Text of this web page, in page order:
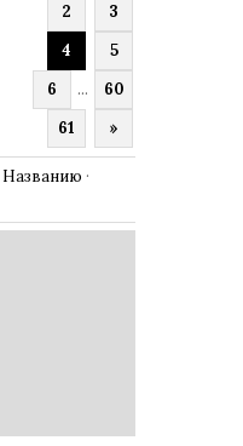
2
3
4
5
6
...
60
61
»
Названию ·